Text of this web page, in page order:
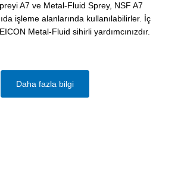
A7 ve Metal-Fluid Sprey, NSF A7
işleme alanlarında kullanılabilirler. İç
Metal-Fluid sihirli yardımcınızdır.
Daha fazla bilgi